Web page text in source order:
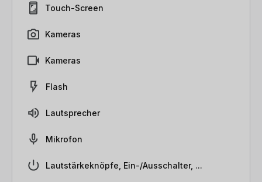
Touch-Screen
Kameras
Kameras
Flash
Lautsprecher
Mikrofon
Lautstärkeknöpfe, Ein-/Ausschalter, ...